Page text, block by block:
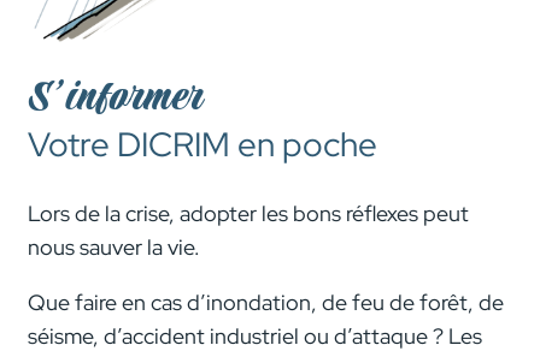
S’informer
Votre DICRIM en poche
Lors de la crise, adopter les bons réflexes peut
nous sauver la vie.
Que faire en cas d’inondation, de feu de forêt, de
séisme, d’accident industriel ou d’attaque ? Les